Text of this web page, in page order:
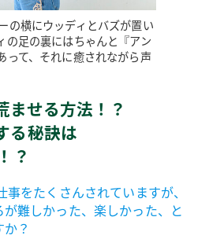
の横にウッディとバズが置い
の足の裏にはちゃんと『アン
って、それに癒されながら声
ませる方法！？
る秘訣は
？
をたくさんされていますが、
難しかった、楽しかった、と
？